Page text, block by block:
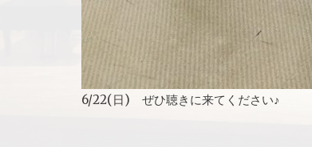
6/22(日) ぜひ聴きに来てください♪